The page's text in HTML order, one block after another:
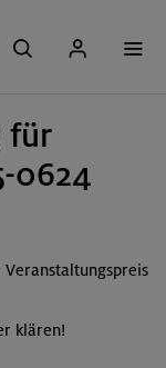
für
0624
klären!